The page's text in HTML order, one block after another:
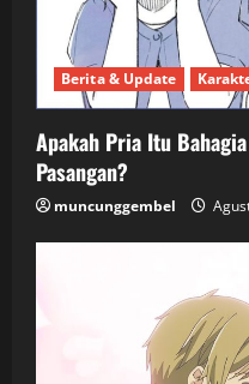
Berita & Update
Apakah Pria Itu
Pasangan?
muncunggembel